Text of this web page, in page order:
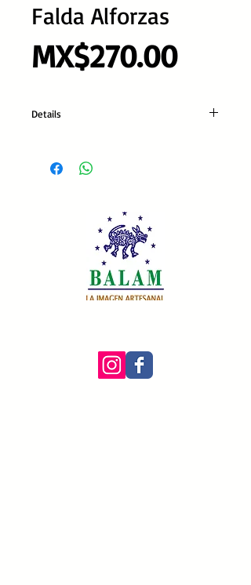
Falda Alforzas
MX$270.00Precio
Details
Codigo: Yam-6